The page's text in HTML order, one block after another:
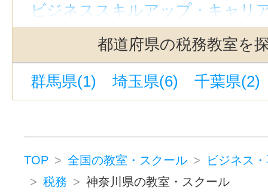
ビジネススキルアップ・キャリ
ビジネス・専門スキルその他(12)
都道府県の税務教室を
群馬県(1) 埼玉県(6) 千葉県(2)
TOP 全国の教室・スクール
ビジネス
税務
神奈川県の教室・スクール